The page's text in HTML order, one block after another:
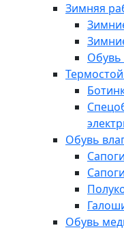
Зимняя
Обувь
Обувь
Обувь